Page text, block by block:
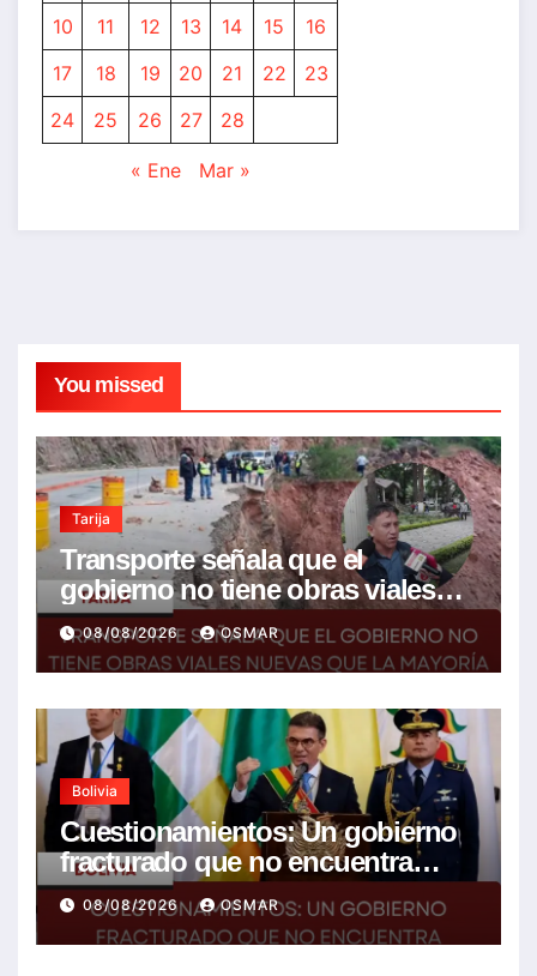
10
11 12 13 14 15
16
17
18 19 20 21 22
23
24
25 26 27 28
« Ene Mar »
You missed
Tarija
Transporte señala que el
gobierno no tiene obras viales
nuevas que la mayoría son de la
anterior gestión
08/08/2026 OSMAR
Bolivia
Cuestionamientos: Un gobierno
fracturado que no encuentra
soluciones a la crisis
08/08/2026 OSMAR